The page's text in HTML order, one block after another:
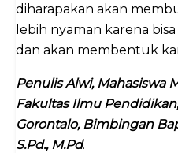
diharapakan akan
lebih nyaman karena
dan akan membentuk
Penulis Alwi, Mahasiswa
Fakultas Ilmu
Gorontalo, Bimbingan
S.Pd., M.Pd.